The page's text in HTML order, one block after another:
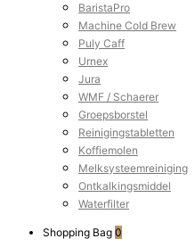
BaristaPro
Machine Cold Brew
Puly Caff
Urnex
Jura
WMF / Schaerer
Groepsborstel
Reinigingstabletten
Koffiemolen
Melksysteemreiniging
Ontkalkingsmiddel
Waterfilter
Shopping Bag 0